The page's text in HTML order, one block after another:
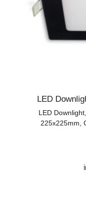
LED
LED
225x225mm,